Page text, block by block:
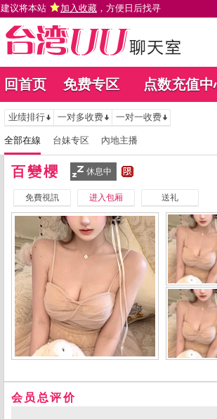
建议将本站 加入收藏 ，方便日后找寻
回首页 免费专区 点数充值中
业绩排行 一对多收费 一对一收费
全部在線 台妹专区 內地主播
百變櫻 休息中
免費視訊 进入包厢 送礼
会员总评价